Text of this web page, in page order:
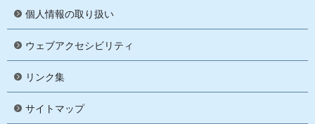
個人情報の取り扱い
ウェブアクセシビリティ
リンク集
サイトマップ